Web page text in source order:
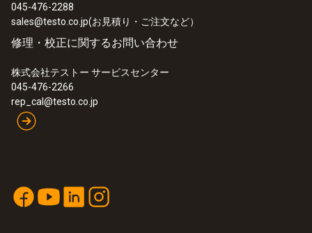
045-476-2288
sales@testo.co.jp(お見積り・ご注文など）
修理・校正に関するお問い合わせ
株式会社テストー サービスセンター
045-476-2266
rep_cal@testo.co.jp